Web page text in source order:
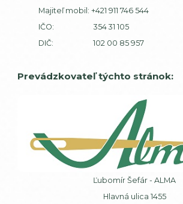
Majiteľ mobil: +421 911 746 544
IČO: 354 31 105
DIČ: 102 00 85 957
Prevádzkovateľ týchto stránok:
Ľubomír Šefár - ALMA
Hlavná ulica 1455